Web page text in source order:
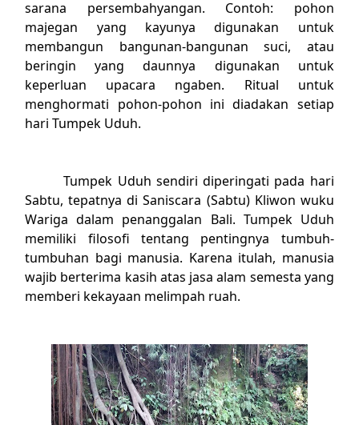
sarana persembahyangan. Contoh: pohon
majegan yang kayunya digunakan untuk
membangun bangunan-bangunan suci, atau
beringin yang daunnya digunakan untuk
keperluan upacara ngaben. Ritual untuk
menghormati pohon-pohon ini diadakan setiap
hari Tumpek Uduh.
Tumpek Uduh sendiri diperingati pada hari
Sabtu, tepatnya di Saniscara (Sabtu) Kliwon wuku
Wariga dalam penanggalan Bali. Tumpek Uduh
memiliki filosofi tentang pentingnya tumbuh-
tumbuhan bagi manusia. Karena itulah, manusia
wajib berterima kasih atas jasa alam semesta yang
memberi kekayaan melimpah ruah.